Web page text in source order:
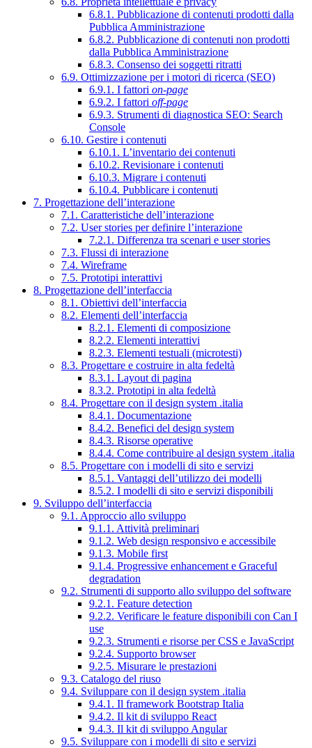
6.8.1. Pubblicazione di contenuti prodotti dalla
Pubblica Amministrazione
6.8.2. Pubblicazione di contenuti non prodotti
dalla Pubblica Amministrazione
6.8.3. Consenso dei soggetti ritratti
6.9. Ottimizzazione per i motori di ricerca (SEO)
6.9.1. I fattori on-page
6.9.2. I fattori off-page
6.9.3. Strumenti di diagnostica SEO: Search
Console
6.10. Gestire i contenuti
6.10.1. L’inventario dei contenuti
6.10.2. Revisionare i contenuti
6.10.3. Migrare i contenuti
6.10.4. Pubblicare i contenuti
7. Progettazione dell’interazione
7.1. Caratteristiche dell’interazione
7.2. User stories per definire l’interazione
7.2.1. Differenza tra scenari e user stories
7.3. Flussi di interazione
7.4. Wireframe
7.5. Prototipi interattivi
8. Progettazione dell’interfaccia
8.1. Obiettivi dell’interfaccia
8.2. Elementi dell’interfaccia
8.2.1. Elementi di composizione
8.2.2. Elementi interattivi
8.2.3. Elementi testuali (microtesti)
8.3. Progettare e costruire in alta fedeltà
8.3.1. Layout di pagina
8.3.2. Prototipi in alta fedeltà
8.4. Progettare con il design system .italia
8.4.1. Documentazione
8.4.2. Benefici del design system
8.4.3. Risorse operative
8.4.4. Come contribuire al design system .italia
8.5. Progettare con i modelli di sito e servizi
8.5.1. Vantaggi dell’utilizzo dei modelli
8.5.2. I modelli di sito e servizi disponibili
9. Sviluppo dell’interfaccia
9.1. Approccio allo sviluppo
9.1.1. Attività preliminari
9.1.2. Web design responsivo e accessibile
9.1.3. Mobile first
9.1.4. Progressive enhancement e Graceful
degradation
9.2. Strumenti di supporto allo sviluppo del software
9.2.1. Feature detection
9.2.2. Verificare le feature disponibili con Can I
use
9.2.3. Strumenti e risorse per CSS e JavaScript
9.2.4. Supporto browser
9.2.5. Misurare le prestazioni
9.3. Catalogo del riuso
9.4. Sviluppare con il design system .italia
9.4.1. Il framework Bootstrap Italia
9.4.2. Il kit di sviluppo React
9.4.3. Il kit di sviluppo Angular
9.5. Sviluppare con i modelli di sito e servizi